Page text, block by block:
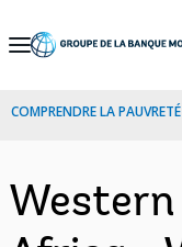
Skip
Navigation
COMPRENDRE LA PAUVRETÉ